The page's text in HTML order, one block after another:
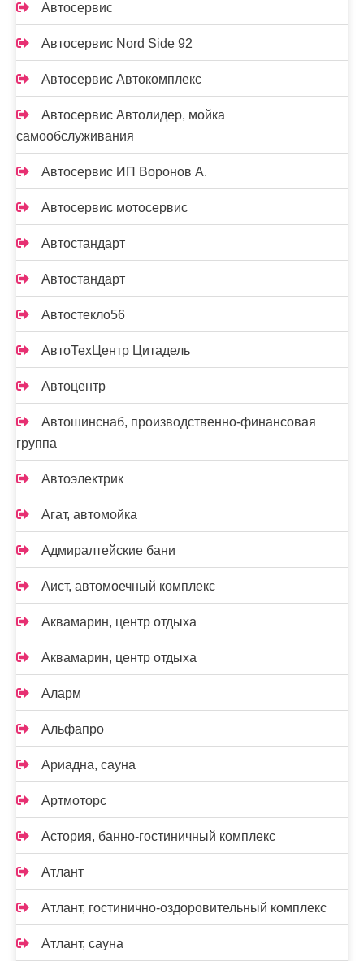
Автосервис
Автосервис Nord Side 92
Автосервис Автокомплекс
Автосервис Автолидер, мойка
самообслуживания
Автосервис ИП Воронов А.
Автосервис мотосервис
Автостандарт
Автостандарт
Автостекло56
АвтоТехЦентр Цитадель
Автоцентр
Автошинснаб, производственно-финансовая
группа
Автоэлектрик
Агат, автомойка
Адмиралтейские бани
Аист, автомоечный комплекс
Аквамарин, центр отдыха
Аквамарин, центр отдыха
Аларм
Альфапро
Ариадна, сауна
Артмоторс
Астория, банно-гостиничный комплекс
Атлант
Атлант, гостинично-оздоровительный комплекс
Атлант, сауна